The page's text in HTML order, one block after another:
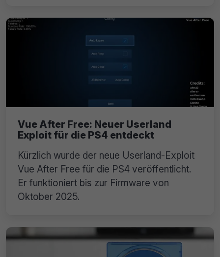
Vue After Free: Neuer Userland
Exploit für die PS4 entdeckt
Kürzlich wurde der neue Userland-Exploit
Vue After Free für die PS4 veröffentlicht.
Er funktioniert bis zur Firmware von
Oktober 2025.